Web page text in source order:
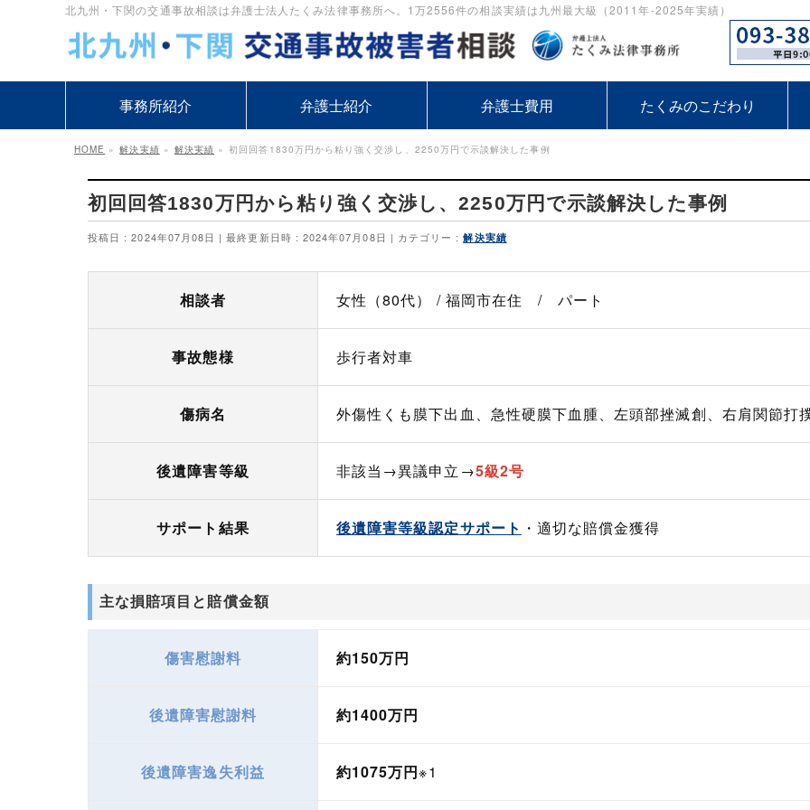
北九州・下関の交通事故相談は弁護士法人たくみ法律事務所へ。1万2556件の相談実績は九州最大級（2011年-2025年実績）
事務所紹介 弁護士紹介 弁護士費用 たくみのこだわり
HOME » 解決実績 » 解決実績 » 初回回答1830万円から粘り強く交渉し、2250万円で示談解決した事例
初回回答1830万円から粘り強く交渉し、2250万円で示談解決した事例
投稿日 : 2024年07月08日 最終更新日時 : 2024年07月08日 カテゴリー :解決実績
相談者 女性（80代） / 福岡市在住 / パート
事故態様 歩行者対車
傷病名 外傷性くも膜下出血、急性硬膜下血腫、左頭部挫滅創、右肩関節打
後遺障害等級 非該当→異議申立→5級2号
サポート結果 後遺障害等級認定サポート ・適切な賠償金獲得
主な損賠項目と賠償金額
傷害慰謝料 約150万円
後遺障害慰謝料 約1400万円
後遺障害逸失利益 約1075万円※1